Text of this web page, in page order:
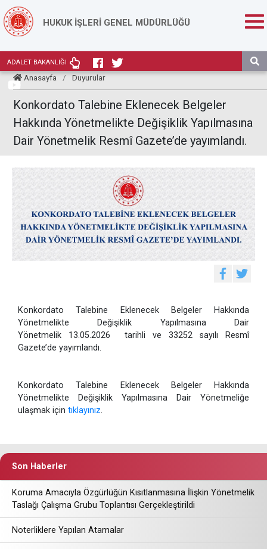
HUKUK İŞLERİ GENEL MÜDÜRLÜĞÜ
ADALET BAKANLIĞI
Anasayfa / Duyurular
Konkordato Talebine Eklenecek Belgeler
Hakkında Yönetmelikte Değişiklik Yapılmasına
Dair Yönetmelik Resmî Gazete’de yayımlandı.
Konkordato Talebine Eklenecek Belgeler Hakkında
Yönetmelikte Değişiklik Yapılmasına Dair
Yönetmelik 13.05.2026 tarihli ve 33252 sayılı Resmî
Gazete’de yayımlandı.
Konkordato Talebine Eklenecek Belgeler Hakkında
Yönetmelikte Değişiklik Yapılmasına Dair Yönetmeliğe
ulaşmak için tıklayınız.
Son Haberler
Koruma Amacıyla Özgürlüğün Kısıtlanmasına İlişkin Yönetmelik
Taslağı Çalışma Grubu Toplantısı Gerçekleştirildi
Noterliklere Yapılan Atamalar